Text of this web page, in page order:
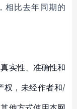
相比去年同期的
实性、准确性和
权，未经作者和/